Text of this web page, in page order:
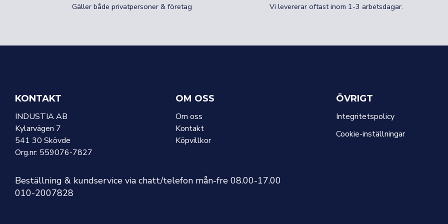
Gäller både privatpersoner & företag Vi levererar oftast inom 1-3 arbetsdagar.
KONTAKT
INDUSTIA AB
Kylarvägen 7
541 30 Skövde
Org.nr: 559076-7827
OM OSS
Om oss
Kontakt
Köpvillkor
ÖVRIGT
Integritetspolicy
Cookie-inställningar
Beställning & kundservice via chatt/telefon mån-fre 08.00-17.00
010-2007828